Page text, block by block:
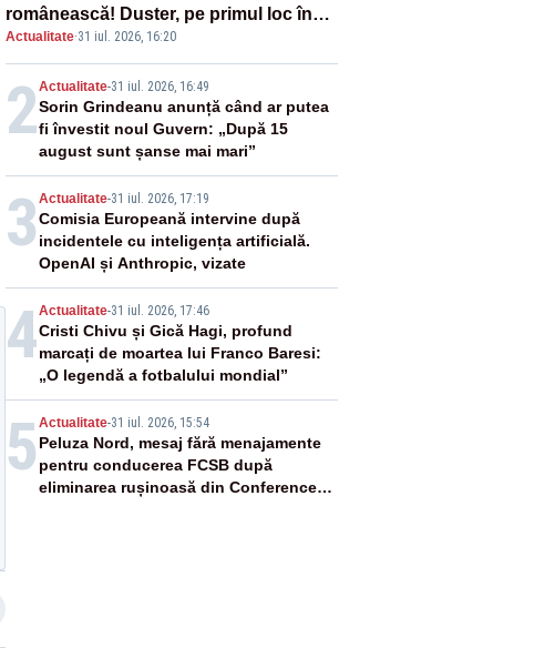
românească! Duster, pe primul loc în
topul vânzărilor din Ucraina
Actualitate·31 iul. 2026, 16:20
2Actualitate-31 iul. 2026, 16:49
Sorin Grindeanu anunță când ar putea
fi învestit noul Guvern: „După 15
august sunt șanse mai mari”
3 Actualitate-31 iul. 2026, 17:19
Comisia Europeană intervine după
incidentele cu inteligența artificială.
OpenAI și Anthropic, vizate
4Actualitate-31 iul. 2026, 17:46
Cristi Chivu și Gică Hagi, profund
marcați de moartea lui Franco Baresi:
„O legendă a fotbalului mondial”
5 Actualitate-31 iul. 2026, 15:54
Peluza Nord, mesaj fără menajamente
pentru conducerea FCSB după
eliminarea rușinoasă din Conference